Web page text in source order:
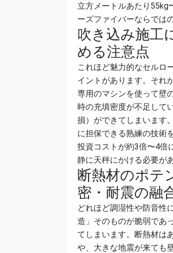
立方メートルあたり55kg
ーズファイバーならでは
吹き込み施工
める注意点
これほど魅力的なセルロ
イントがあります。それ
専用のマシンを使って壁
時の充填密度が不足して
損）ができてしまいます
に担保できる熟練の技術
投資コストが約3倍〜4倍
静に天秤にかける必要が
断熱材のポテ
密・耐震の融
どれほど調湿性や防音性
造」そのものが脆弱であ
てしまいます。断熱材は
や、大きな地震が来ても